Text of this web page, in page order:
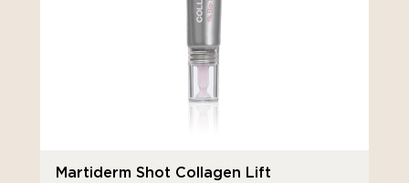
Martiderm Shot Collagen Lift